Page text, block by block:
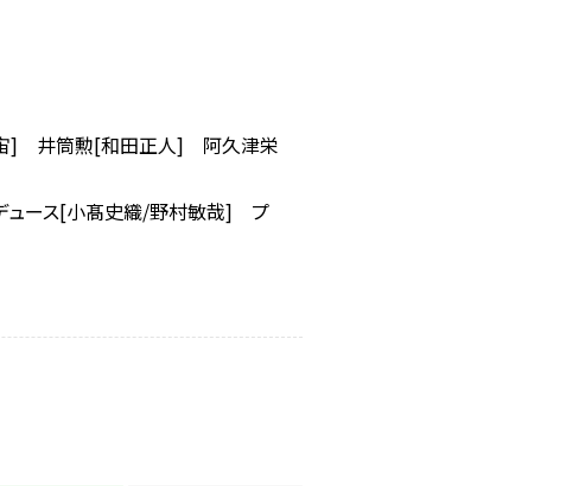
] 井筒勲[和田正人] 阿久津栄
ース[小髙史織/野村敏哉] プ